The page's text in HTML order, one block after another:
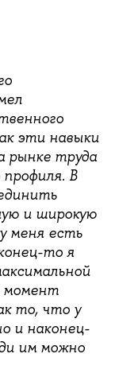
эти навыки
рынке труда
В
и широкую
меня есть
то я
момент
то, что у
и наконец-
им можно